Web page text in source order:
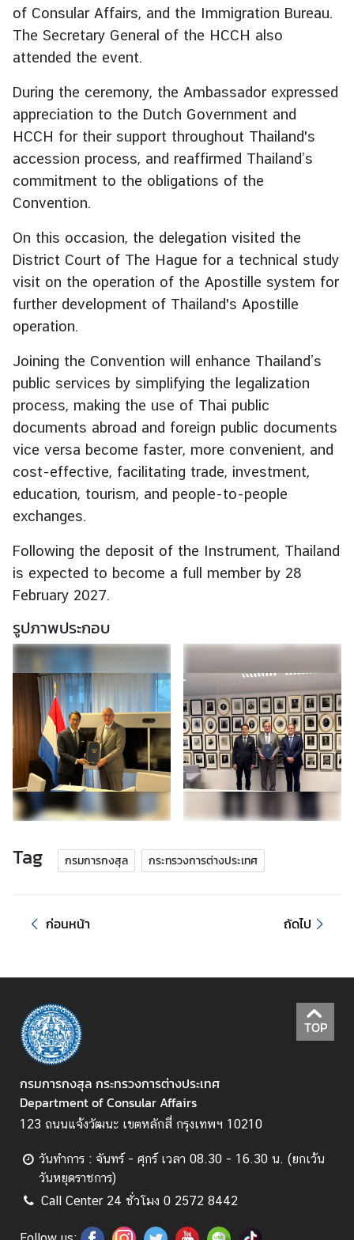
แ
บ
บ
อ
ร์
ม
T
h
i
V
i
s
a
n
f
r
m
a
t
i
o
ก
า
ส่
ง
เ
ส
ริ
ม
คุ
ณ
ธ
ร
ร
แ
ะ
ม
ป
ร่
ง
ส
&
A
of Consular Affairs, and the Immigration Bureau.
The Secretary General of the HCCH also
attended the event.
During the ceremony, the Ambassador expressed
appreciation to the Dutch Government and
HCCH for their support throughout Thailand's
accession process, and reaffirmed Thailand’s
commitment to the obligations of the
Convention.
On this occasion, the delegation visited the
District Court of The Hague for a technical study
visit on the operation of the Apostille system for
further development of Thailand's Apostille
operation.
Joining the Convention will enhance Thailand’s
public services by simplifying the legalization
process, making the use of Thai public
documents abroad and foreign public documents
vice versa become faster, more convenient, and
cost-effective, facilitating trade, investment,
education, tourism, and people-to-people
exchanges.
Following the deposit of the Instrument, Thailand
is expected to become a full member by 28
February 2027.
รูปภาพประกอบ
Tag กรมการกงสุล กระทรวงการต่างประเทศ
ก่อนหน้า ถัดไป
TOP
กรมการกงสุล กระทรวงการต่างประเทศ
Department of Consular Affairs
123 ถนนแจ้งวัฒนะ เขตหลักสี่ กรุงเทพฯ 10210
วันทำการ : จันทร์ - ศุกร์ เวลา 08.30 - 16.30 น. (ยกเว้น
วันหยุดราชการ)
Call Center 24 ชั่วโมง 0 2572 8442